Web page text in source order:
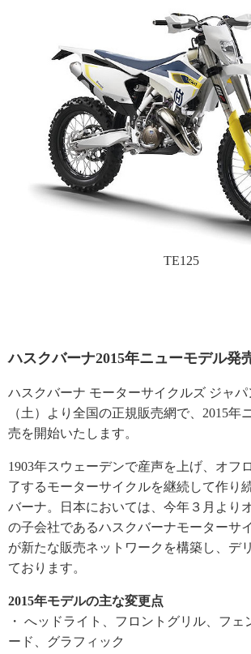
TE125
ハスクバーナ2015年ニューモデル発
ハスクバーナ モーターサイクルズ ジャパ
（土）より全国の正規販売網で、2015年
売を開始いたします。
1903年スウェーデンで産声を上げ、オフ
了するモーターサイクルを継続して作り
バーナ。日本においては、今年３月より
の子会社であるハスクバーナモーターサ
が新たな販売ネットワークを構築し、デ
ております。
2015年モデルの主な変更点
・ へッドライト、フロントグリル、フェ
ード、グラフィック